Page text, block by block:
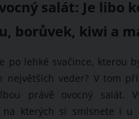
salát: Je libo
borůvek, kiwi a
po lehké svačince, kterou
největších veder? V tom
právě ovocný salát.
na kterých si smlsnete i u